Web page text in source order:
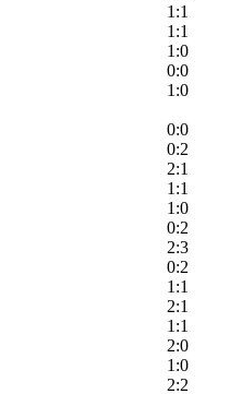
1:1
1:1
1:0
0:0
1:0
0:0
0:2
2:1
1:1
1:0
0:2
2:3
0:2
1:1
2:1
1:1
2:0
1:0
2:2